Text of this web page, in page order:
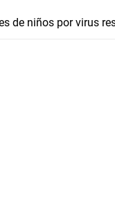
de niños por virus